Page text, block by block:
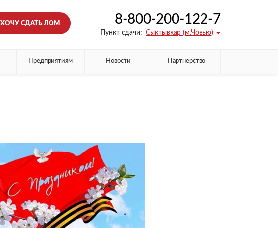
ХОЧУ СДАТЬ ЛОМ 8-800-200-122-7
Пункт сдачи: Сыктывкар (м.Човью)
Предприятиям Новости Партнерство